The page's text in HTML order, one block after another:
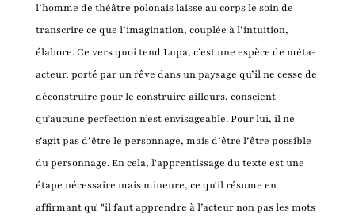
l’homme de théâtre polonais laisse au corps le soin de
transcrire ce que l’imagination, couplée à l’intuition,
élabore. Ce vers quoi tend Lupa, c’est une espèce de méta-
acteur, porté par un rêve dans un paysage qu’il ne cesse de
déconstruire pour le construire ailleurs, conscient
qu’aucune perfection n’est envisageable. Pour lui, il ne
s’agit pas d’être le personnage, mais d’être l’être possible
du personnage. En cela, l'apprentissage du texte est une
étape nécessaire mais mineure, ce qu'il résume en
affirmant qu' "il faut apprendre à l’acteur non pas les mots